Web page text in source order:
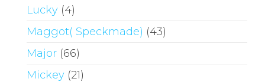
Lucky (4)
Maggot( Speckmade) (43)
Major (66)
Mickey (21)